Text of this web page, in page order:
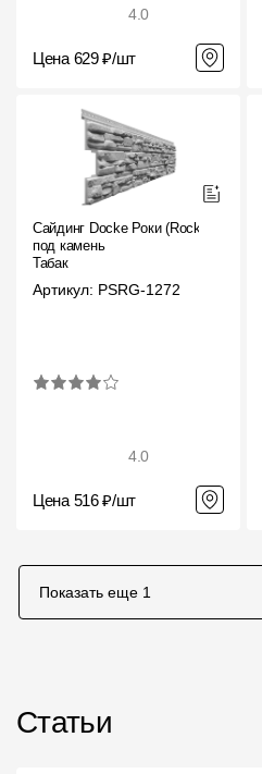
4.0
Цена 629 ₽/шт
Сайдинг Docke Роки (Rocky)
под камень
Табак
Артикул: PSRG-1272
4.0
Цена 516 ₽/шт
Показать еще 1
Статьи